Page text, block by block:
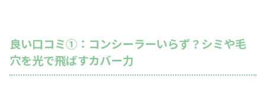
良い口コミ①：コンシーラーいらず？シミや毛
穴を光で飛ばすカバー力